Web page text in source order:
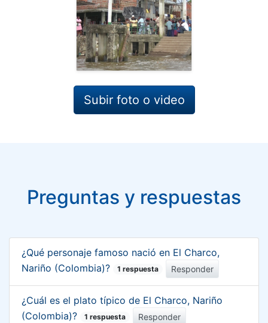
Subir foto o video
Preguntas y respuestas
¿Qué personaje famoso nació en El Charco,
Nariño (Colombia)?
1 respuesta Responder
¿Cuál es el plato típico de El Charco, Nariño
(Colombia)?
1 respuesta Responder